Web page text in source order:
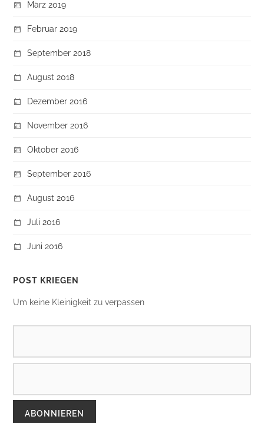
März 2019
Februar 2019
September 2018
August 2018
Dezember 2016
November 2016
Oktober 2016
September 2016
August 2016
Juli 2016
Juni 2016
POST KRIEGEN
Um keine Kleinigkeit zu verpassen